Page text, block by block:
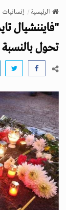
v
i
g
a
t
n
الرئيسية إنسانيات
"فايننشيال
تحول بالنسبة